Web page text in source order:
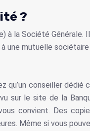
?
la Société Générale.
une mutuelle
qu’un conseiller
sur le site de la
convient. Des
Même si vous